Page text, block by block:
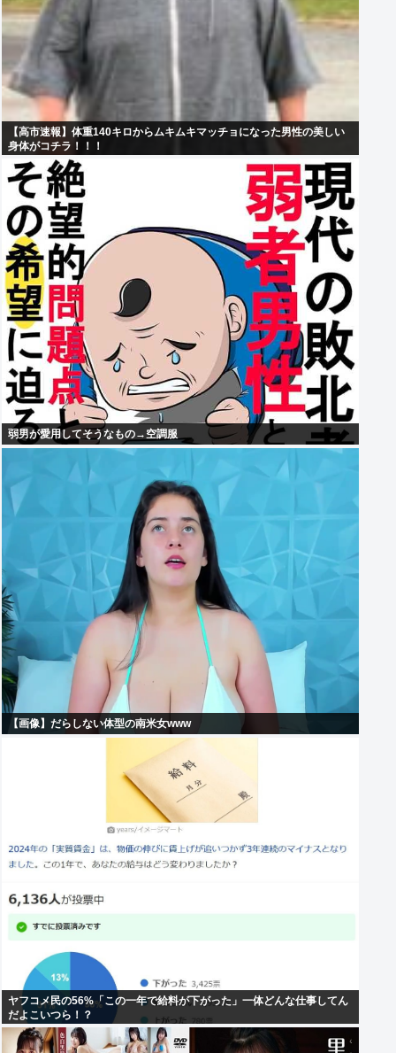
【高市速報】体重140キロからムキムキマッチョになった男性の美しい
身体がコチラ！！！
弱男が愛用してそうなもの→空調服
【画像】だらしない体型の南米女www
ヤフコメ民の56%「この一年で給料が下がった」一体どんな仕事してん
だよこいつら！？